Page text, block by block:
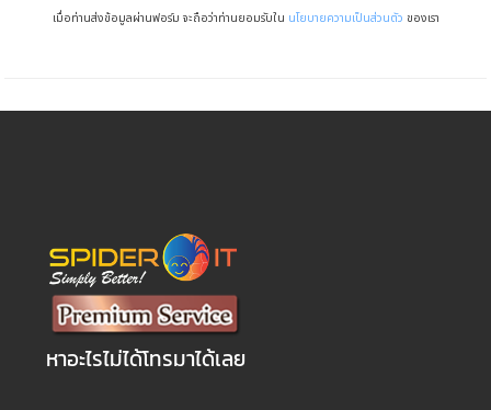
เมื่อท่านส่งข้อมูลผ่านฟอร์ม จะถือว่าท่านยอมรับใน นโยบายความเป็นส่วนตัว ของเรา
หาอะไรไม่ได้โทรมาได้เลย